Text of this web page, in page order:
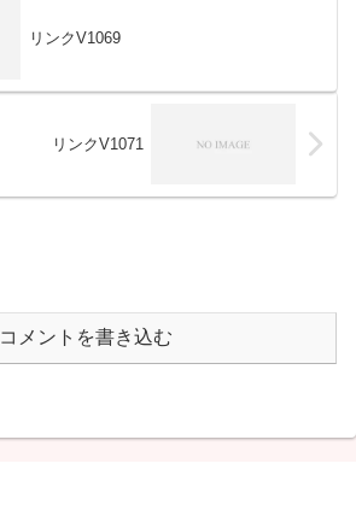
リンクV1069
リンクV1071
コメントを書き込む